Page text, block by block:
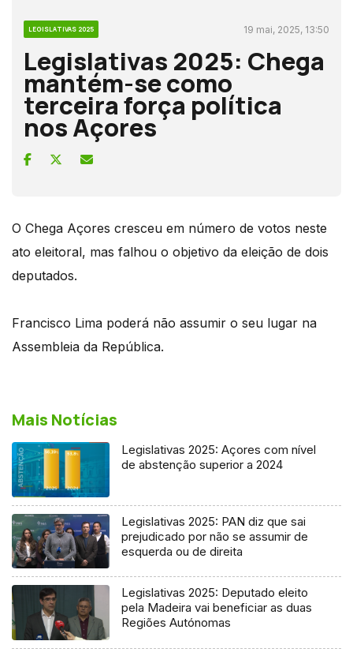
LEGISLATIVAS 2025 19 mai, 2025, 13:50
Legislativas 2025: Chega
mantém-se como
terceira força política
nos Açores
O Chega Açores cresceu em número de votos neste
ato eleitoral, mas falhou o objetivo da eleição de dois
deputados.
Francisco Lima poderá não assumir o seu lugar na
Assembleia da República.
Mais Notícias
Legislativas 2025: Açores com nível
de abstenção superior a 2024
Legislativas 2025: PAN diz que sai
prejudicado por não se assumir de
esquerda ou de direita
Legislativas 2025: Deputado eleito
pela Madeira vai beneficiar as duas
Regiões Autónomas